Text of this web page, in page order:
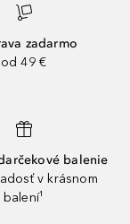
zadarmo
od 49 €
balenie
v krásnom
balení¹